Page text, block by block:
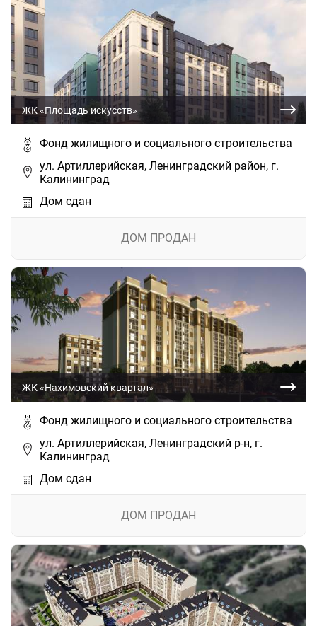
ЖК «Площадь искусств»
Фонд жилищного и социального строительства
ул. Артиллерийская, Ленинградский район, г.
Калининград
Дом сдан
ДОМ ПРОДАН
ЖК «Нахимовский квартал»
Фонд жилищного и социального строительства
ул. Артиллерийская, Ленинградский р-н, г.
Калининград
Дом сдан
ДОМ ПРОДАН